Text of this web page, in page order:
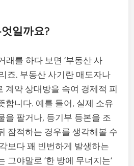
일까요?
래를 하다 보면 ‘부동산 사
죠. 부동산 사기란 매도자나
계약 상대방을 속여 경제적 피
합니다. 예를 들어, 실제 소유
을 팔거나, 등기부 등본을 조
잠적하는 경우를 생각해볼 수
보다 꽤 빈번하게 발생하는
그야말로 ‘한 방에 무너지는’